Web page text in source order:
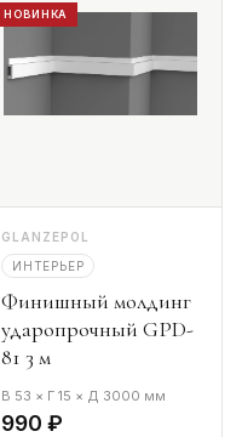
НОВИНКА
GLANZEPOL
ИНТЕРЬЕР
Финишный молдинг
ударопрочный GPD-
81 3 м
В 53 × Г 15 × Д 3000 мм
990 ₽